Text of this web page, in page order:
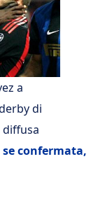
a
di
diffusa
confermata,